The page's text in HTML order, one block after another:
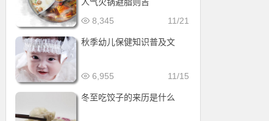
11/21
8,345
秋季幼儿保健知识普及文
11/15
6,955
冬至吃饺子的来历是什么